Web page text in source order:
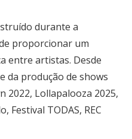
durante a
proporcionar um
entre artistas. Desde
da produção de shows
2022, Lollapalooza 2025,
Festival TODAS, REC